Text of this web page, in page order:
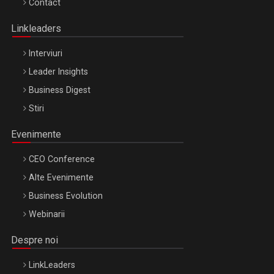
Contact
Linkleaders
Interviuri
Leader Insights
Business Digest
Stiri
Evenimente
CEO Conference
Alte Evenimente
Business Evolution
Webinarii
Despre noi
LinkLeaders